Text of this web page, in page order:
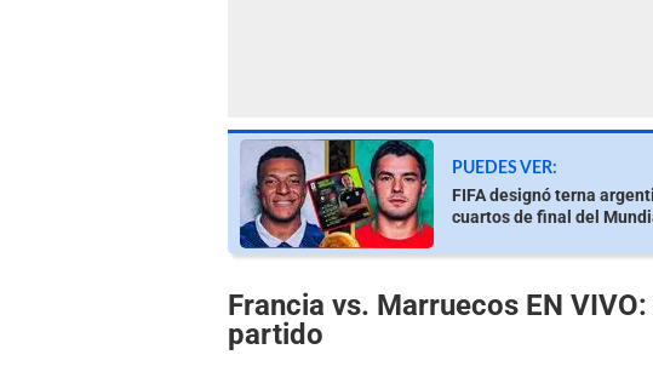
PUEDES VER:
FIFA designó terna
cuartos de final del
Francia vs. Marruecos EN
partido